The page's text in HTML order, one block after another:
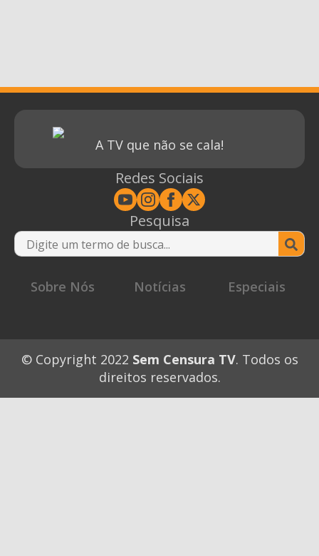
A TV que não se cala!
Redes Sociais
Pesquisa
Sobre Nós
Notícias Especiais
© Copyright 2022 Sem Censura TV. Todos os
direitos reservados.